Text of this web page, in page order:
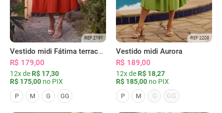
REF 2191
Vestido midi Fátima terracota
R$ 179,00
12x de R$ 17,30
R$ 175,00 no PIX
P M G GG
REF 2208
Vestido midi Aurora
R$ 189,00
12x de R$ 18,27
R$ 185,00 no PIX
P M G GG